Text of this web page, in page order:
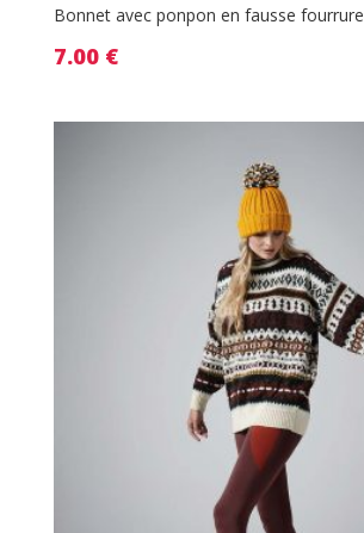
Bonnet avec ponpon en fausse fourrure
7.00 €